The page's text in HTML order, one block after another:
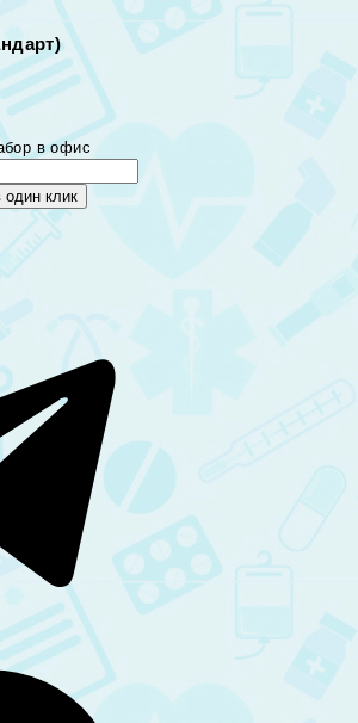
в офис
один клик